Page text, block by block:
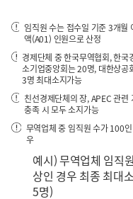
임직원 수는 접수일 기준 3개월
액(A01) 인원으로 산정
경제단체 중 한국무역협회, 한
소기업중앙회는 20명, 대한상공
3명 최대소지가능
친선경제단체의 장, APEC 관
충족 시 모두 소지가능
무역업체 중 임직원 수가 100
우
예시) 무역업체 임직
상인 경우 최종 최대
5명)